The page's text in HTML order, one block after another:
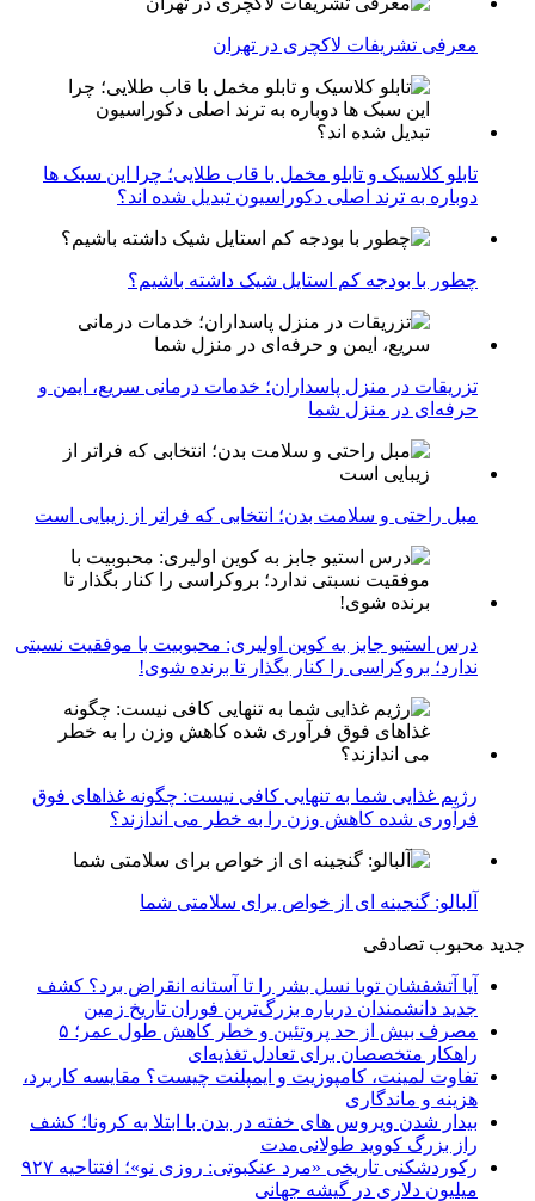
معرفی تشریفات لاکچری در تهران
تابلو کلاسیک و تابلو مخمل با قاب طلایی؛ چرا این سبک ها
دوباره به ترند اصلی دکوراسیون تبدیل شده اند؟
چطور با بودجه کم استایل شیک داشته باشیم؟
تزریقات در منزل پاسداران؛ خدمات درمانی سریع، ایمن و
حرفه‌ای در منزل شما
مبل راحتی و سلامت بدن؛ انتخابی که فراتر از زیبایی است
درس استیو جابز به کوین اولیری: محبوبیت با موفقیت نسبتی
ندارد؛ بروکراسی را کنار بگذار تا برنده شوی!
رژیم غذایی شما به تنهایی کافی نیست: چگونه غذاهای فوق
فرآوری شده کاهش وزن را به خطر می اندازند؟
آلبالو: گنجینه ای از خواص برای سلامتی شما
جدید محبوب تصادفی
آیا آتشفشان توبا نسل بشر را تا آستانه انقراض برد؟ کشف
جدید دانشمندان درباره بزرگ‌ترین فوران تاریخ زمین
مصرف بیش از حد پروتئین و خطر کاهش طول عمر؛ ۵
راهکار متخصصان برای تعادل تغذیه‌ای
تفاوت لمینت، کامپوزیت و ایمپلنت چیست؟ مقایسه کاربرد،
هزینه و ماندگاری
بیدار شدن ویروس‌ های خفته در بدن با ابتلا به کرونا؛ کشف
راز بزرگ کووید طولانی‌مدت
رکوردشکنی تاریخی «مرد عنکبوتی: روزی نو»؛ افتتاحیه ۹۲۷
میلیون دلاری در گیشه جهانی